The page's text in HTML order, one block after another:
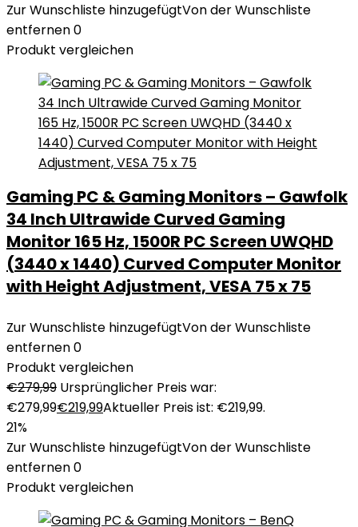
Zur Wunschliste hinzugefügtVon der Wunschliste
entfernen0
Produkt vergleichen
Gaming PC & Gaming Monitors – Gawfolk
34 Inch Ultrawide Curved Gaming
Monitor 165 Hz, 1500R PC Screen UWQHD
(3440 x 1440) Curved Computer Monitor
with Height Adjustment, VESA 75 x 75
Zur Wunschliste hinzugefügtVon der Wunschliste
entfernen0
Produkt vergleichen
€279,99 Ursprünglicher Preis war:
€279,99€219,99Aktueller Preis ist: €219,99.
21%
Zur Wunschliste hinzugefügtVon der Wunschliste
entfernen0
Produkt vergleichen